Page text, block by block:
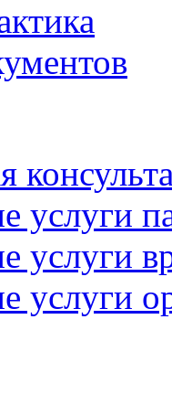
услуги
услуги
услуги